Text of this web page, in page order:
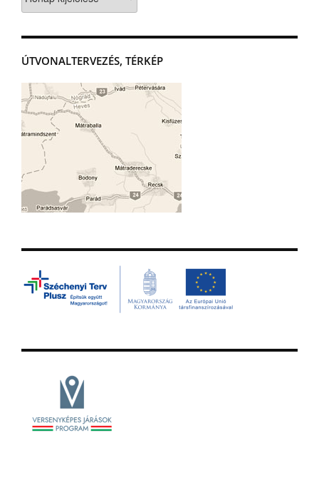
ÚTVONALTERVEZÉS, TÉRKÉP